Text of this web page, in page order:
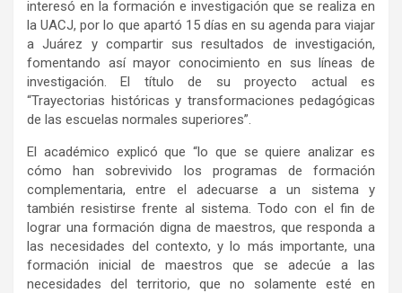
interesó en la formación e investigación que se realiza en
la UACJ, por lo que apartó 15 días en su agenda para viajar
a Juárez y compartir sus resultados de investigación,
fomentando así mayor conocimiento en sus líneas de
investigación. El título de su proyecto actual es
“Trayectorias históricas y transformaciones pedagógicas
de las escuelas normales superiores”.
El académico explicó que “lo que se quiere analizar es
cómo han sobrevivido los programas de formación
complementaria, entre el adecuarse a un sistema y
también resistirse frente al sistema. Todo con el fin de
lograr una formación digna de maestros, que responda a
las necesidades del contexto, y lo más importante, una
formación inicial de maestros que se adecúe a las
necesidades del territorio, que no solamente esté en